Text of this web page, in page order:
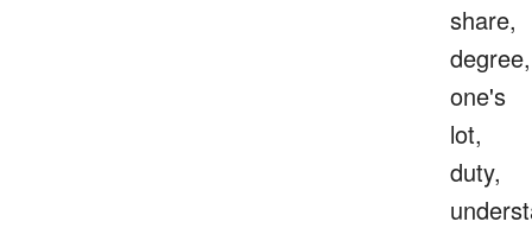
share,
degree,
one's
lot,
duty,